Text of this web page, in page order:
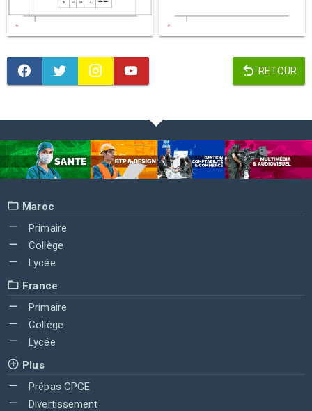
RETOUR
Maroc
Primaire
Collège
Lycée
France
Primaire
Collège
Lycée
Plus
Prépas CPGE
Divertissement